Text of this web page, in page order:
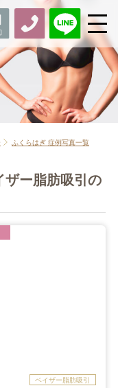
ふくらはぎ 症例写真一覧
ザー脂肪吸引の
ベイザー脂肪吸引